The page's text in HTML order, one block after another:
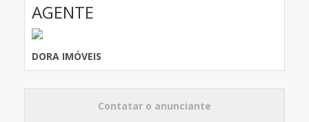
AGENTE
DORA IMÓVEIS
Contatar o anunciante